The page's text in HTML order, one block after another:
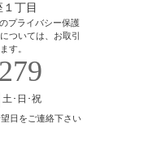
丁目
プライバシー保護
ついては、お取引
す。
土･日･祝
日をご連絡下さい